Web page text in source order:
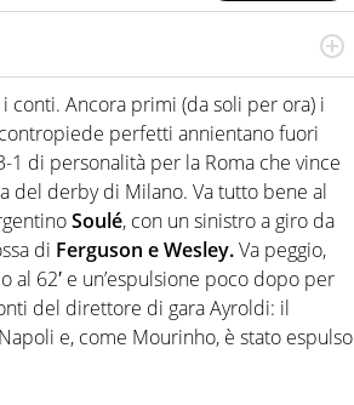
sfaccettature. Tocca l'apice quando ha
protagonisti
conti. Ancora primi (da soli per ora) i
perfetti annientano fuori
di personalità per la Roma che vince
del derby di Milano. Va tutto bene al
Soulé, con un sinistro a giro da
di Ferguson e Wesley.Va peggio,
62′ e un’espulsione poco dopo per
del direttore di gara Ayroldi: il
e, come Mourinho, è stato espulso